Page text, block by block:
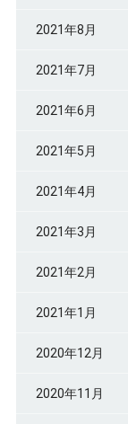
2021年8月
2021年7月
2021年6月
2021年5月
2021年4月
2021年3月
2021年2月
2021年1月
2020年12月
2020年11月